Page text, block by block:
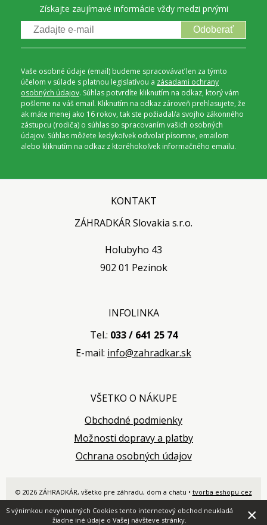
Získajte zaujímavé informácie vždy medzi prvými
Odoberať
Vaše osobné údaje (email) budeme spracovávať len za týmto
účelom v súlade s platnou legislatívou a zásadami ochrany
osobných údajov. Súhlas potvrdíte kliknutím na odkaz, ktorý vám
pošleme na váš email. Kliknutím na odkaz zároveň prehlasujete, že
ak máte menej ako 16 rokov, tak ste požiadal/a svojho zákonného
zástupcu (rodiča) o súhlas so spracovaním vašich osobných
údajov. Súhlas môžete kedykoľvek odvolať písomne, emailom
alebo kliknutím na odkaz z ktoréhokoľvek informačného emailu.
KONTAKT
ZÁHRADKÁR Slovakia s.r.o.
Holubyho 43
902 01 Pezinok
INFOLINKA
Tel.: 033 / 641 25 74
E-mail: info@zahradkar.sk
VŠETKO O NÁKUPE
Obchodné podmienky
Možnosti dopravy a platby
Ochrana osobných údajov
© 2026 ZÁHRADKÁR, všetko pre záhradu, dom a chatu • tvorba eshopu cez
UNIobchod ,webhostingspoločnostiWEBYGROUP
S výnimkou nevyhnutných Cookies tento internetový obchod neukladá
žiadne iné údaje o Vašej návšteve stránky.
×